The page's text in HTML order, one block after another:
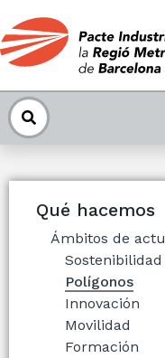
Qué hacemos
Ámbitos de
Sostenibilidad
Polígonos
Innovación
Movilidad
Formación